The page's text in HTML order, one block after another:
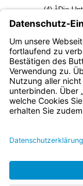
(4)1Die
Sonntag,
an einem
Bayern.de
BayernPortal
Impressum